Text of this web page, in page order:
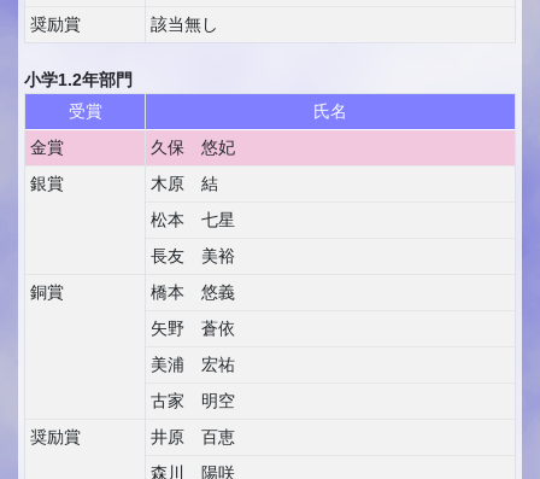
奨励賞
該当無し
小学1.2年部門
受賞
氏名
金賞
久保 悠妃
銀賞
木原 結
松本 七星
長友 美裕
銅賞
橋本 悠義
矢野 蒼依
美浦 宏祐
古家 明空
奨励賞
井原 百恵
森川 陽咲